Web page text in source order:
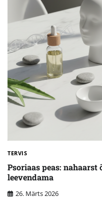
TERVIS
Psoriaas peas:
leevendama
26. Märts 2026